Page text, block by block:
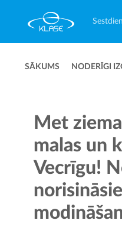
SĀKUMS NODERĪGI
Met
malas un
Vecrīgu!